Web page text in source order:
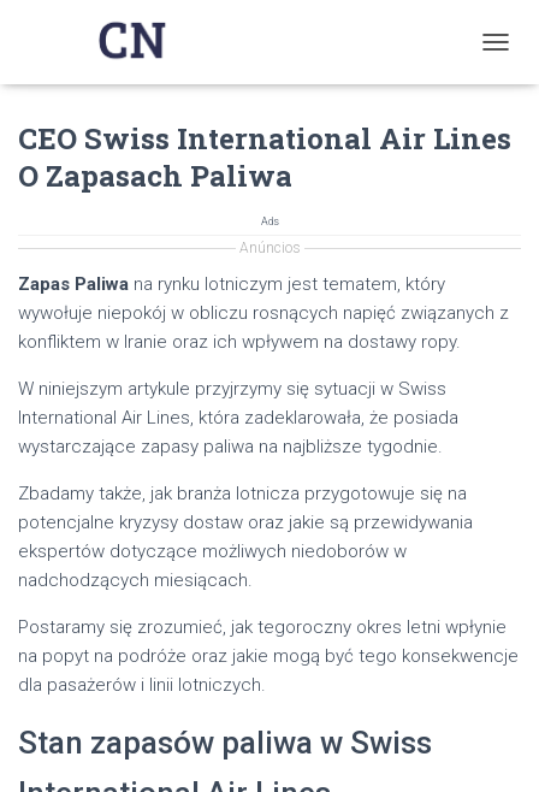
O
L
A
CEO Swiss International Air Lines
O Zapasach Paliwa
Ads
Anúncios
Zapas Paliwa na rynku lotniczym jest tematem, który
wywołuje niepokój w obliczu rosnących napięć związanych z
konfliktem w Iranie oraz ich wpływem na dostawy ropy.
W niniejszym artykule przyjrzymy się sytuacji w Swiss
International Air Lines, która zadeklarowała, że posiada
wystarczające zapasy paliwa na najbliższe tygodnie.
Zbadamy także, jak branża lotnicza przygotowuje się na
potencjalne kryzysy dostaw oraz jakie są przewidywania
ekspertów dotyczące możliwych niedoborów w
nadchodzących miesiącach.
Postaramy się zrozumieć, jak tegoroczny okres letni wpłynie
na popyt na podróże oraz jakie mogą być tego konsekwencje
dla pasażerów i linii lotniczych.
Stan zapasów paliwa w Swiss